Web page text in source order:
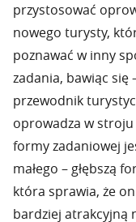
przystosować
nowego turysty,
poznawać w inny
zadania, bawiąc się
przewodnik
oprowadza w stroju
formy zadaniowej
małego – głębszą
która sprawia, że
bardziej atrakcyjną